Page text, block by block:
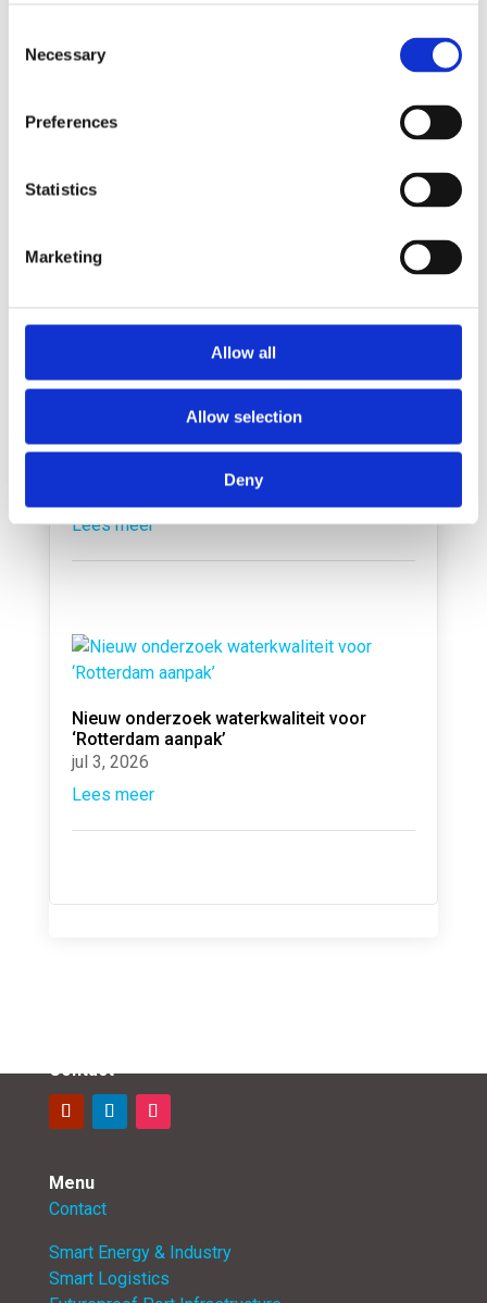
Selection
Necessary
Preferences
Statistics
Marketing
Allow all
Allow selection
Deny
Onderzoeksreeks: Connected Automated
Transport
Lees meer
Onderzoek naar Verduurzaming
Havengebonden Vloot in volle gang
Lees meer
Nieuw onderzoek waterkwaliteit voor
‘Rotterdam aanpak’
jul 3, 2026
Lees meer
Contact
Menu
Contact
Smart Energy & Industry
Smart Logistics